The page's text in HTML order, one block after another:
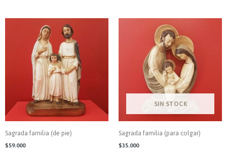
Sagrada familia (de pie)
$59.000
AGOTADO
Sagrada familia (para colgar)
$35.000